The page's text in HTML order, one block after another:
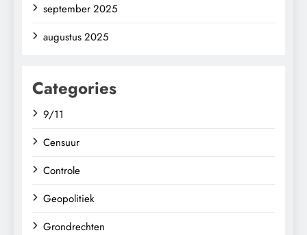
september 2025
augustus 2025
Categories
9/11
Censuur
Controle
Geopolitiek
Grondrechten